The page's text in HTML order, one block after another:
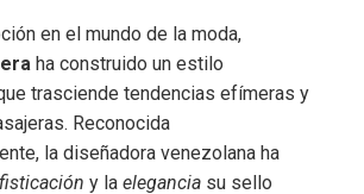
en el mundo de la moda,
ha construido un estilo
trasciende tendencias efímeras y
Reconocida
la diseñadora venezolana ha
y la elegancia su sello